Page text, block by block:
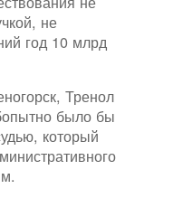
не
год 10 млрд
Тренол
было бы
который